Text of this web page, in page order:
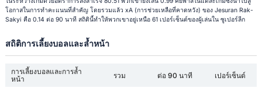
โอกาสในการทำคะแนนที่สำคัญ โดยรวมแล้ว xA (การช่วยเหลือที่คาดหวัง) ของ Jesuran Rak-
Sakyi คือ 0.14 ต่อ 90 นาที สถิตินี้ทำให้พวกเขาอยู่เหนือ 61 เปอร์เซ็นต์ของผู้เล่นใน ซูเปอร์ลีก
สถิติการเลี้ยงบอลและล้ำหน้า
การเลี้ยงบอลและการล้ำ
หน้า
รวม ต่อ 90 นาที เปอร์เซ็นต์